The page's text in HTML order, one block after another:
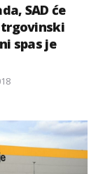
SAD će
spas je